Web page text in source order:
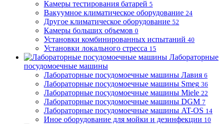
Камеры тестирования батарей 5
Вакуумное климатическое оборудование 24
Другое климатическое оборудование 52
Камеры больших объемов 0
Установки комбинированных испытаний 40
Установки локального стресса 15
Лабораторные
посудомоечные машины
Лабораторные посудомоечные машины Лавия 6
Лабораторные посудомоечные машины Smeg 36
Лабораторные посудомоечные машины Miele 22
Лабораторные посудомоечные машины DGM 7
Лабораторные посудомоечные машины AT-OS 14
Иное оборудование для мойки и дезинфекции 10